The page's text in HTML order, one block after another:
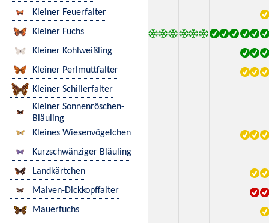
Kleiner Feuerfalter
Kleiner Fuchs
Kleiner Kohlweißling
Kleiner Perlmuttfalter
Kleiner Schillerfalter
Kleiner Sonnenröschen-
Bläuling
Kleines Wiesenvögelchen
Kurzschwänziger Bläuling
Landkärtchen
Malven-Dickkopffalter
Mauerfuchs